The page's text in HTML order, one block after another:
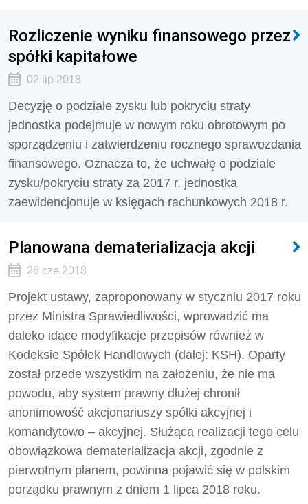
Rozliczenie wyniku finansowego przez
spółki kapitałowe
02 lip 2018
Decyzję o podziale zysku lub pokryciu straty
jednostka podejmuje w nowym roku obrotowym po
sporządzeniu i zatwierdzeniu rocznego sprawozdania
finansowego. Oznacza to, że uchwałę o podziale
zysku/pokryciu straty za 2017 r. jednostka
zaewidencjonuje w księgach rachunkowych 2018 r.
Planowana dematerializacja akcji
26 cze 2018
Projekt ustawy, zaproponowany w styczniu 2017 roku
przez Ministra Sprawiedliwości, wprowadzić ma
daleko idące modyfikacje przepisów również w
Kodeksie Spółek Handlowych (dalej: KSH). Oparty
został przede wszystkim na założeniu, że nie ma
powodu, aby system prawny dłużej chronił
anonimowość akcjonariuszy spółki akcyjnej i
komandytowo – akcyjnej. Służąca realizacji tego celu
obowiązkowa dematerializacja akcji, zgodnie z
pierwotnym planem, powinna pojawić się w polskim
porządku prawnym z dniem 1 lipca 2018 roku.